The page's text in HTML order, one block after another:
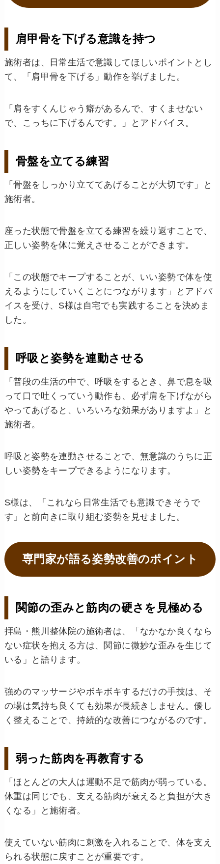
肩甲骨を下げる意識を持つ
施術者は、日常生活で意識してほしいポイントとし
て、「肩甲骨を下げる」動作を挙げました。
「肩をすくんじゃう癖があるんで、すくませない
で、こっちに下げるんです。」とアドバイス。
骨盤を立てる練習
「骨盤をしっかり立ててあげることが大切です」と
施術者。
座った状態で骨盤を立てる練習を繰り返すことで、
正しい姿勢を体に覚えさせることができます。
「この状態でキープすることが、いい姿勢で体を使
えるようにしていくことにつながります」とアドバ
イスを受け、S様は自宅でも実践することを決めま
した。
呼吸と姿勢を連動させる
「普段の生活の中で、呼吸をするとき、鼻で息を吸
って口で吐くっていう動作も、必ず肩を下げながら
やってあげると、いろいろな効果がありますよ」と
施術者。
呼吸と姿勢を連動させることで、無意識のうちに正
しい姿勢をキープできるようになります。
S様は、「これなら日常生活でも意識できそうで
す」と前向きに取り組む姿勢を見せました。
専門家が語る姿勢改善のポイント
関節の歪みと筋肉の硬さを見極める
拝島・熊川整体院の施術者は、「なかなか良くなら
ない症状を抱える方は、関節に微妙な歪みを生じて
いる」と語ります。
強めのマッサージやボキボキするだけの手技は、そ
の場は気持ち良くても効果が長続きしません。優し
く整えることで、持続的な改善につながるのです。
弱った筋肉を再教育する
「ほとんどの大人は運動不足で筋肉が弱っている。
体重は同じでも、支える筋肉が衰えると負担が大き
くなる」と施術者。
使えていない筋肉に刺激を入れることで、体を支え
られる状態に戻すことが重要です。